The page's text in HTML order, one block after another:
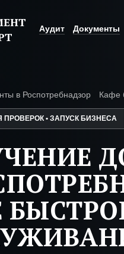
Аудит Документы
в Роспотребнадзор Кафе
• ЗАПУСК БИЗНЕСА